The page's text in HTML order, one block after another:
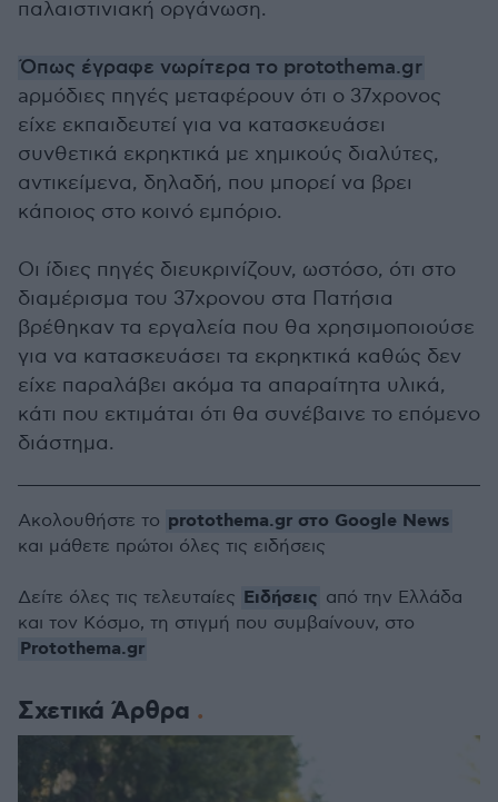
παλαιστινιακή οργάνωση.
Όπως έγραφε νωρίτερα το protothema.gr
aρμόδιες πηγές μεταφέρουν ότι ο 37χρονος
είχε εκπαιδευτεί για να κατασκευάσει
συνθετικά εκρηκτικά με χημικούς διαλύτες,
αντικείμενα, δηλαδή, που μπορεί να βρει
κάποιος στο κοινό εμπόριο.
Οι ίδιες πηγές διευκρινίζουν, ωστόσο, ότι στο
διαμέρισμα του 37χρονου στα Πατήσια
βρέθηκαν τα εργαλεία που θα χρησιμοποιούσε
για να κατασκευάσει τα εκρηκτικά καθώς δεν
είχε παραλάβει ακόμα τα απαραίτητα υλικά,
κάτι που εκτιμάται ότι θα συνέβαινε το επόμενο
διάστημα.
Σχετικά Άρθρα
Ακολουθήστε το protothema.gr στο Google News
και μάθετε πρώτοι όλες τις ειδήσεις
Δείτε όλες τις τελευταίες Ειδήσεις από την Ελλάδα
και τον Κόσμο, τη στιγμή που συμβαίνουν, στο
Protothema.gr